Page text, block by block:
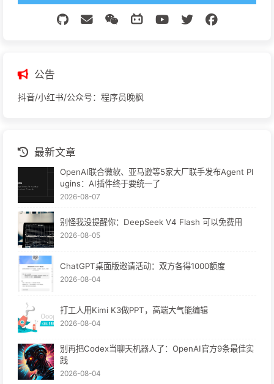
公告
抖音/小红书/公众号：程序员晚枫
最新文章
OpenAI联合微软、亚马逊等5家大厂联手发布Agent Pl
ugins：AI插件终于要统一了
2026-08-07
别怪我没提醒你：DeepSeek V4 Flash 可以免费用
2026-08-05
ChatGPT桌面版邀请活动：双方各得1000额度
2026-08-04
打工人用Kimi K3做PPT，高端大气能编辑
2026-08-04
别再把Codex当聊天机器人了：OpenAI官方9条最佳实
践
2026-08-04